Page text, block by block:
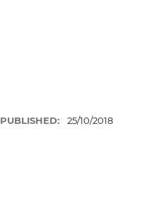
PUBLISHED: 25/10/2018